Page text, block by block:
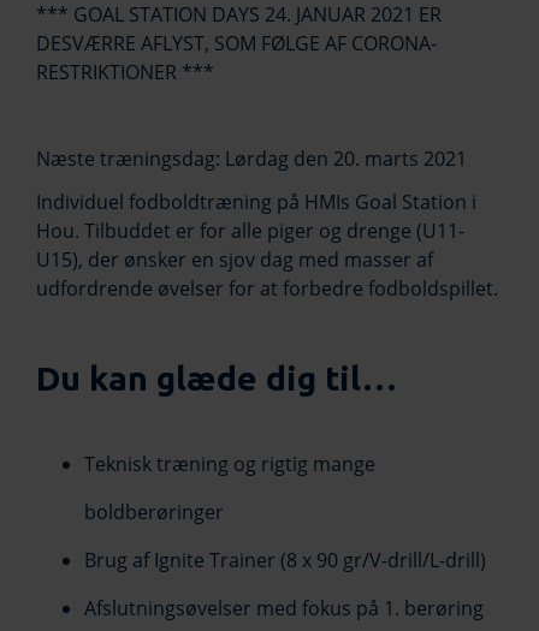
*** GOAL STATION DAYS 24. JANUAR 2021 ER
DESVÆRRE AFLYST, SOM FØLGE AF CORONA-
RESTRIKTIONER ***
Næste træningsdag: Lørdag den 20. marts 2021
Individuel fodboldtræning på HMIs Goal Station i
Hou. Tilbuddet er for alle piger og drenge (U11-
U15), der ønsker en sjov dag med masser af
udfordrende øvelser for at forbedre fodboldspillet.
Du kan glæde dig til…
Teknisk træning og rigtig mange
boldberøringer
Brug af Ignite Trainer (8 x 90 gr/V-drill/L-drill)
Afslutningsøvelser med fokus på 1. berøring